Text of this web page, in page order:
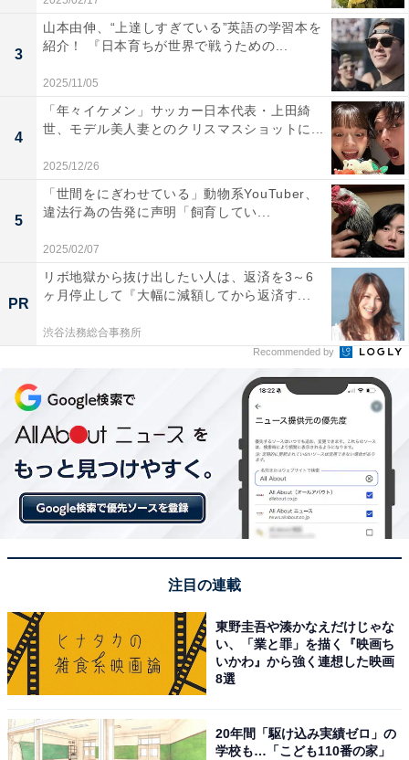
3
山本由伸、“上達しすぎている”英語の学習本を
紹介！ 『日本育ちが世界で戦うための...
2025/11/05
4
「年々イケメン」サッカー日本代表・上田綺
世、モデル美人妻とのクリスマスショットに...
2025/12/26
5
「世間をにぎわせている」動物系YouTuber、
違法行為の告発に声明「飼育してい...
2025/02/07
PR
リボ地獄から抜け出したい人は、返済を3～6
ヶ月停止して『大幅に減額してから返済す...
渋谷法務総合事務所
Recommended by
注目の連載
東野圭吾や湊かなえだけじゃな
い、「業と罪」を描く『映画ち
いかわ』から強く連想した映画
8選
20年間「駆け込み実績ゼロ」の
学校も…「こども110番の家」